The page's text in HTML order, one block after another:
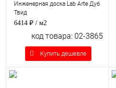
Инженерная доска Lab Arte Дуб
Твид
6414 ₽ / м2
код товара: 02-3865
Купить дешевле